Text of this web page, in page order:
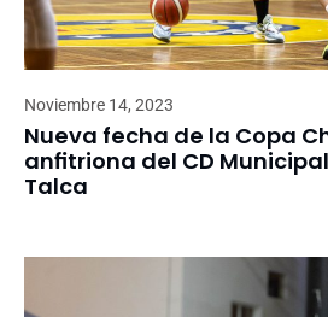
Noviembre 14, 2023
Nueva fecha de la Copa
anfitriona del CD
Talca